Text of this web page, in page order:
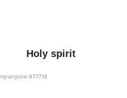
Holy spirit